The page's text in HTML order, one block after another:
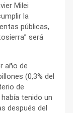
Milei
la
públicas,
será
año de
(0,3% del
de
tenido un
después del